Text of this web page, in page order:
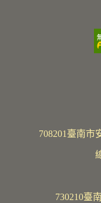
708201臺南市
730210臺